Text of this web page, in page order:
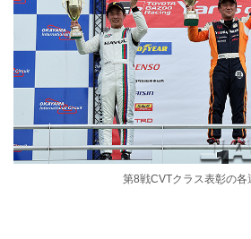
第8戦CVTクラス表彰の各